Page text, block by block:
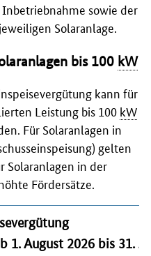
sowie der
Solaranlage.
bis 100 kW
kann für
Leistung bis 100 kW
Für Solaranlagen in
) gelten
Solaranlagen in der
Fördersätze.
1. August 2026 bis 31.